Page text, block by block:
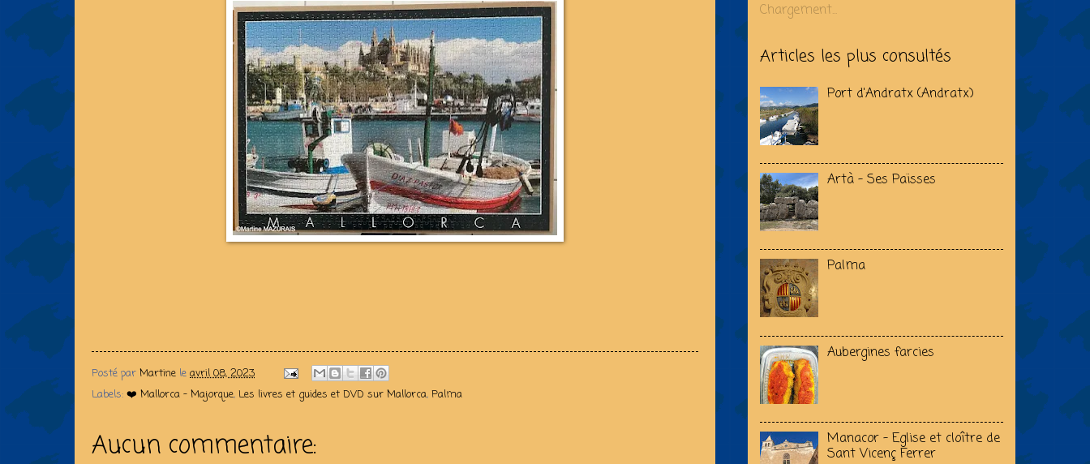
Posté par Martine le avril 08, 2023
Labels: ❤️ Mallorca - Majorque, Les livres et guides et DVD sur Mallorca, Palma
Aucun commentaire:
Chargement...
Articles les plus consultés
Port d'Andratx (Andratx)
Artà - Ses Païsses
Palma
Aubergines farcies
Manacor - Eglise et cloître de
Sant Vicenç Ferrer